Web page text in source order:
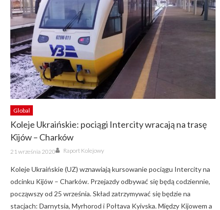
Global
Koleje Ukraińskie: pociągi Intercity wracają na trasę
Kijów – Charków
Posted
on
21 września 2020 Author
Raport Kolejowy
Koleje Ukraińskie (UZ) wznawiają kursowanie pociągu Intercity na
odcinku Kijów – Charków. Przejazdy odbywać się będą codziennie,
począwszy od 25 września. Skład zatrzymywać się będzie na
stacjach: Darnytsia, Myrhorod i Połtava Kyivska. Między Kijowem a